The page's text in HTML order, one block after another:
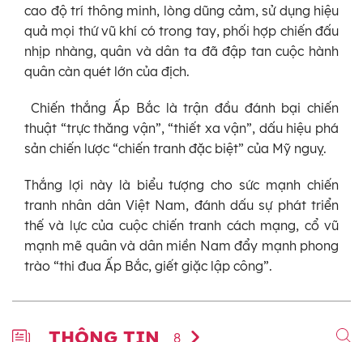
cao độ trí thông minh, lòng dũng cảm, sử dụng hiệu
quả mọi thứ vũ khí có trong tay, phối hợp chiến đấu
nhịp nhàng, quân và dân ta đã đập tan cuộc hành
quân càn quét lớn của địch.
Chiến thắng Ấp Bắc là trận đầu đánh bại chiến
thuật “trực thăng vận”, “thiết xa vận”, dấu hiệu phá
sản chiến lược “chiến tranh đặc biệt” của Mỹ nguỵ.
Thắng lợi này là biểu tượng cho sức mạnh chiến
tranh nhân dân Việt Nam, đánh dấu sự phát triển
thế và lực của cuộc chiến tranh cách mạng, cổ vũ
mạnh mẽ quân và dân miền Nam đẩy mạnh phong
trào “thi đua Ấp Bắc, giết giặc lập công”.
THÔNG TIN 8